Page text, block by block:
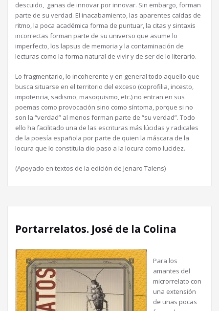
descuido, ganas de innovar por innovar. Sin embargo, forman
parte de su verdad. El inacabamiento, las aparentes caídas de
ritmo, la poca académica forma de puntuar, la citas y sintaxis
incorrectas forman parte de su universo que asume lo
imperfecto, los lapsus de memoria y la contaminación de
lecturas como la forma natural de vivir y de ser de lo literario.
Lo fragmentario, lo incoherente y en general todo aquello que
busca situarse en el territorio del exceso (coprofilia, incesto,
impotencia, sadismo, masoquismo, etc.) no entran en sus
poemas como provocación sino como síntoma, porque si no
son la “verdad” al menos forman parte de “su verdad”. Todo
ello ha facilitado una de las escrituras más lúcidas y radicales
de la poesía española por parte de quien la máscara de la
locura que lo constituía dio paso a la locura como lucidez.
(Apoyado en textos de la edición de Jenaro Talens)
Portarrelatos. José de la Colina
Para los
amantes del
microrrelato con
una extensión
de unas pocas